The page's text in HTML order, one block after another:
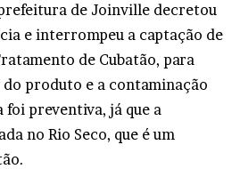
de Joinville decretou
e interrompeu a captação de
de Cubatão, para
produto e a contaminação
foi preventiva, já que a
no Rio Seco, que é um